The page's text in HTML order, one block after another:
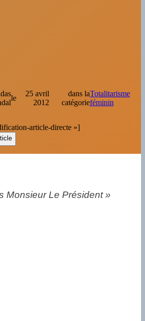
le
25 avril
2012
dans la
catégorie
Totalitarisme
féminin
article-directe »]
Monsieur Le Président »